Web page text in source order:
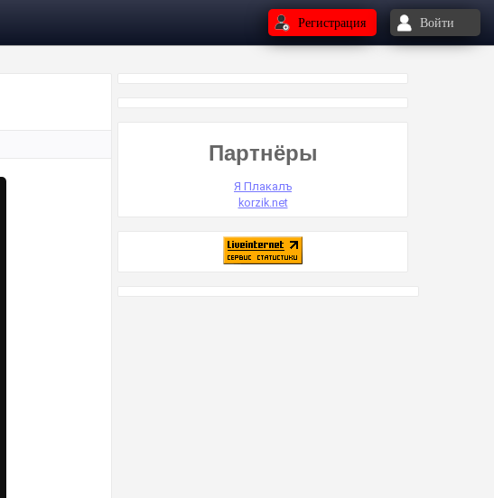
Регистрация Войти
Партнёры
Я Плакалъ
korzik.net